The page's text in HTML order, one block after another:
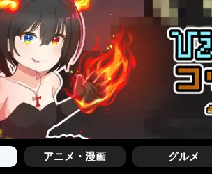
アニメ・漫画 グルメ